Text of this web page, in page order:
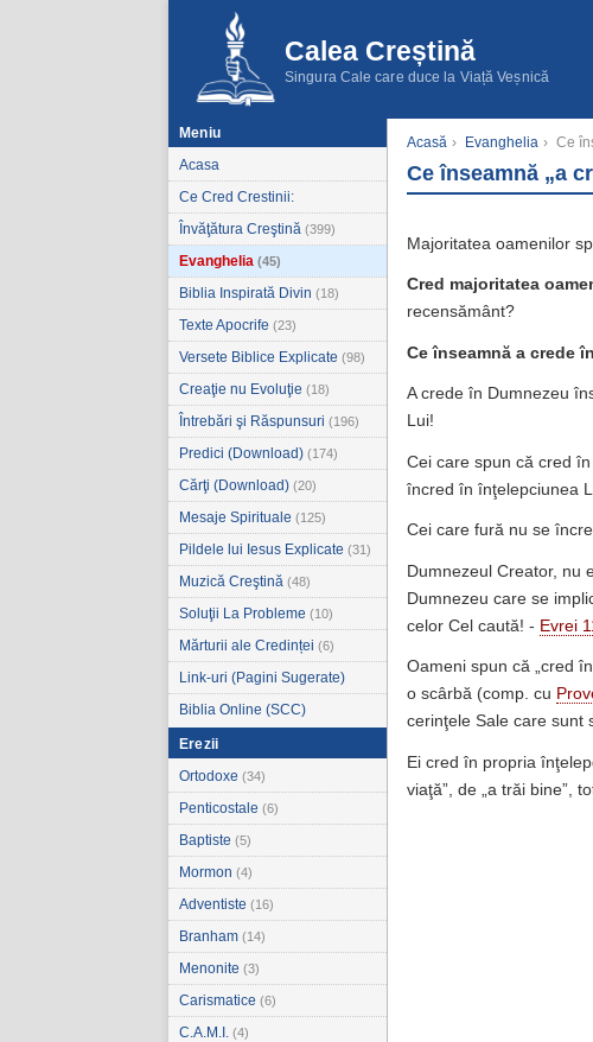
Calea Creștină
Singura Cale care duce la Viață Veșnică
Meniu
Acasa
Ce Cred Crestinii:
Învăţătura Creştină (399)
Evanghelia (45)
Biblia Inspirată Divin (18)
Texte Apocrife (23)
Versete Biblice Explicate (98)
Creaţie nu Evoluţie (18)
Întrebări şi Răspunsuri (196)
Predici (Download) (174)
Cărţi (Download) (20)
Mesaje Spirituale (125)
Pildele lui Iesus Explicate (31)
Muzică Creştină (48)
Soluţii La Probleme (10)
Mărturii ale Credinței (6)
Link-uri (Pagini Sugerate)
Biblia Online (SCC)
Erezii
Ortodoxe (34)
Penticostale (6)
Baptiste (5)
Mormon (4)
Adventiste (16)
Branham (14)
Menonite (3)
Carismatice (6)
C.A.M.I. (4)
Acasă › Evanghelia › Ce
Ce înseamnă „a
Majoritatea oamenilor
Cred majoritatea
recensământ?
Ce înseamnă a crede
A crede în Dumnezeu
Lui!
Cei care spun că cred
încred în înţelepciunea
Cei care fură nu se
Dumnezeul Creator, nu
Dumnezeu care se
celor Cel caută! - Evrei
Oameni spun că „cred
o scârbă (comp. cu
cerinţele Sale care sunt
Ei cred în propria
viaţă”, de „a trăi bine”,